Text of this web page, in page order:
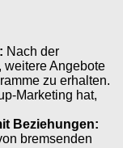
Nach der
weitere Angebote
zu erhalten.
Marketing hat,
Beziehungen:
bremsenden